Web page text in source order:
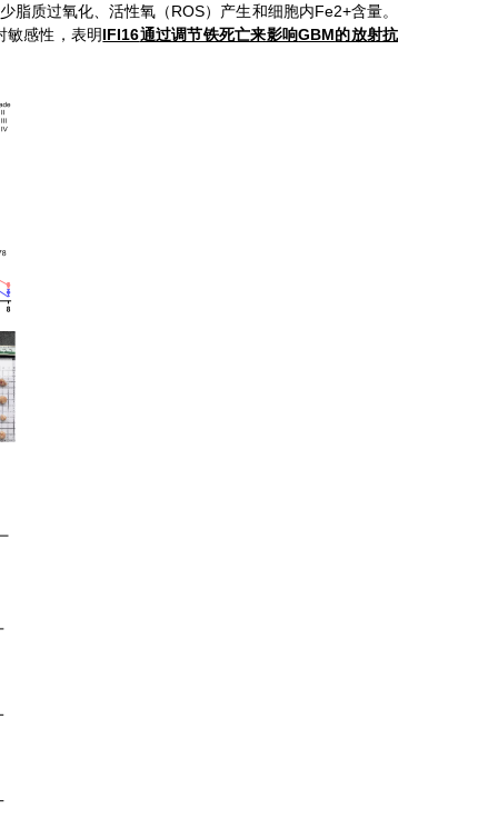
脂质过氧化、活性氧（ ROS）产生和细胞内Fe2+含量。
敏感性，表明 IFI16通过调节铁死亡来影响GBM的放射抗